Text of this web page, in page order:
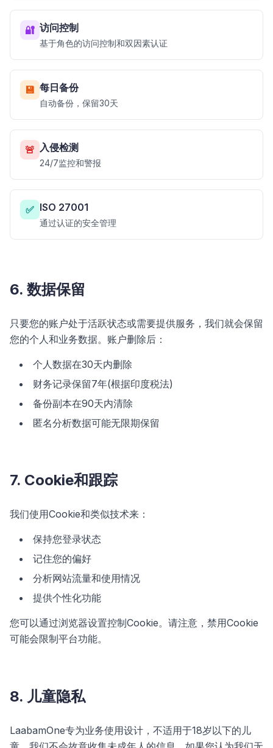
🔐 访问控制
基于角色的访问控制和双因素认证
💾 每日备份
自动备份，保留30天
🚨 入侵检测
24/7监控和警报
✅ ISO 27001
通过认证的安全管理
6. 数据保留
只要您的账户处于活跃状态或需要提供服务，我们就会保留
您的个人和业务数据。账户删除后：
个人数据在30天内删除
财务记录保留7年(根据印度税法)
备份副本在90天内清除
匿名分析数据可能无限期保留
7. Cookie和跟踪
我们使用Cookie和类似技术来：
保持您登录状态
记住您的偏好
分析网站流量和使用情况
提供个性化功能
您可以通过浏览器设置控制Cookie。请注意，禁用Cookie
可能会限制平台功能。
8. 儿童隐私
LaabamOne专为业务使用设计，不适用于18岁以下的儿